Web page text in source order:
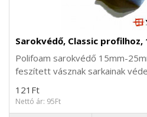
Sarokvédő, Classic profilhoz,
Polifoam sarokvédő 15mm-
feszített vásznak sarkainak
121Ft
Nettó ár: 95Ft